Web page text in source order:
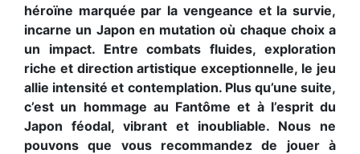
héroïne marquée par la vengeance et la survie,
incarne un Japon en mutation où chaque choix a
un impact. Entre combats fluides, exploration
riche et direction artistique exceptionnelle, le jeu
allie intensité et contemplation. Plus qu’une suite,
c’est un hommage au Fantôme et à l’esprit du
Japon féodal, vibrant et inoubliable. Nous ne
pouvons que vous recommandez de jouer à